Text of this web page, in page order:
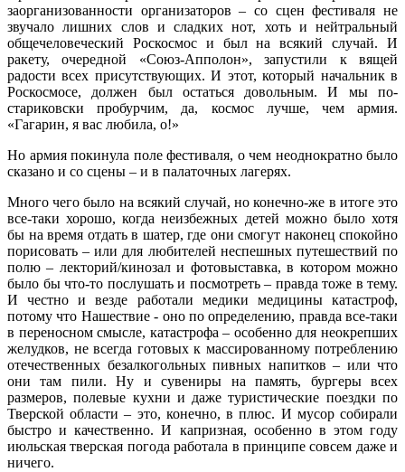
заорганизованности организаторов – со сцен фестиваля не
звучало лишних слов и сладких нот, хоть и нейтральный
общечеловеческий Роскосмос и был на всякий случай. И
ракету, очередной «Союз-Апполон», запустили к вящей
радости всех присутствующих. И этот, который начальник в
Роскосмосе, должен был остаться довольным. И мы по-
стариковски пробурчим, да, космос лучше, чем армия.
«Гагарин, я вас любила, о!»
Но армия покинула поле фестиваля, о чем неоднократно было
сказано и со сцены – и в палаточных лагерях.
Много чего было на всякий случай, но конечно-же в итоге это
все-таки хорошо, когда неизбежных детей можно было хотя
бы на время отдать в шатер, где они смогут наконец спокойно
порисовать – или для любителей неспешных путешествий по
полю – лекторий/кинозал и фотовыставка, в котором можно
было бы что-то послушать и посмотреть – правда тоже в тему.
И честно и везде работали медики медицины катастроф,
потому что Нашествие - оно по определению, правда все-таки
в переносном смысле, катастрофа – особенно для неокрепших
желудков, не всегда готовых к массированному потреблению
отечественных безалкогольных пивных напитков – или что
они там пили. Ну и сувениры на память, бургеры всех
размеров, полевые кухни и даже туристические поездки по
Тверской области – это, конечно, в плюс. И мусор собирали
быстро и качественно. И капризная, особенно в этом году
июльская тверская погода работала в принципе совсем даже и
ничего.